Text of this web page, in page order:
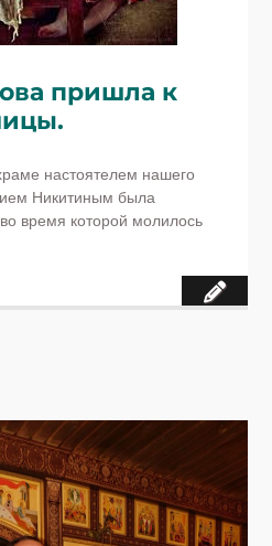
пришла к
настоятелем нашего
Никитиным была
время которой молилось